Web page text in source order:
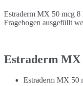
Estraderm MX 50 mcg 8
Fragebogen ausgefüllt
Estraderm MX
Estraderm MX 50